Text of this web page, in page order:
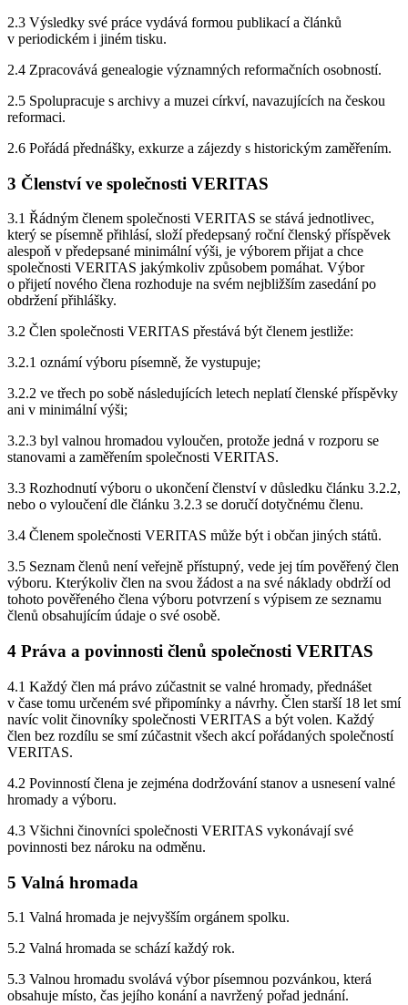
2.3 Výsledky své práce vydává formou publikací a článků
v periodickém i jiném tisku.
2.4 Zpracovává genealogie významných reformačních osobností.
2.5 Spolupracuje s archivy a muzei církví, navazujících na českou
reformaci.
2.6 Pořádá přednášky, exkurze a zájezdy s historickým zaměřením.
3 Členství ve společnosti VERITAS
3.1 Řádným členem společnosti VERITAS se stává jednotlivec,
který se písemně přihlásí, složí předepsaný roční členský příspěvek
alespoň v předepsané minimální výši, je výborem přijat a chce
společnosti VERITAS jakýmkoliv způsobem pomáhat. Výbor
o přijetí nového člena rozhoduje na svém nejbližším zasedání po
obdržení přihlášky.
3.2 Člen společnosti VERITAS přestává být členem jestliže:
3.2.1 oznámí výboru písemně, že vystupuje;
3.2.2 ve třech po sobě následujících letech neplatí členské příspěvky
ani v minimální výši;
3.2.3 byl valnou hromadou vyloučen, protože jedná v rozporu se
stanovami a zaměřením společnosti VERITAS.
3.3 Rozhodnutí výboru o ukončení členství v důsledku článku 3.2.2,
nebo o vyloučení dle článku 3.2.3 se doručí dotyčnému členu.
3.4 Členem společnosti VERITAS může být i občan jiných států.
3.5 Seznam členů není veřejně přístupný, vede jej tím pověřený člen
výboru. Kterýkoliv člen na svou žádost a na své náklady obdrží od
tohoto pověřeného člena výboru potvrzení s výpisem ze seznamu
členů obsahujícím údaje o své osobě.
4 Práva a povinnosti členů společnosti VERITAS
4.1 Každý člen má právo zúčastnit se valné hromady, přednášet
v čase tomu určeném své připomínky a návrhy. Člen starší 18 let smí
navíc volit činovníky společnosti VERITAS a být volen. Každý
člen bez rozdílu se smí zúčastnit všech akcí pořádaných společností
VERITAS.
4.2 Povinností člena je zejména dodržování stanov a usnesení valné
hromady a výboru.
4.3 Všichni činovníci společnosti VERITAS vykonávají své
povinnosti bez nároku na odměnu.
5 Valná hromada
5.1 Valná hromada je nejvyšším orgánem spolku.
5.2 Valná hromada se schází každý rok.
5.3 Valnou hromadu svolává výbor písemnou pozvánkou, která
obsahuje místo, čas jejího konání a navržený pořad jednání.